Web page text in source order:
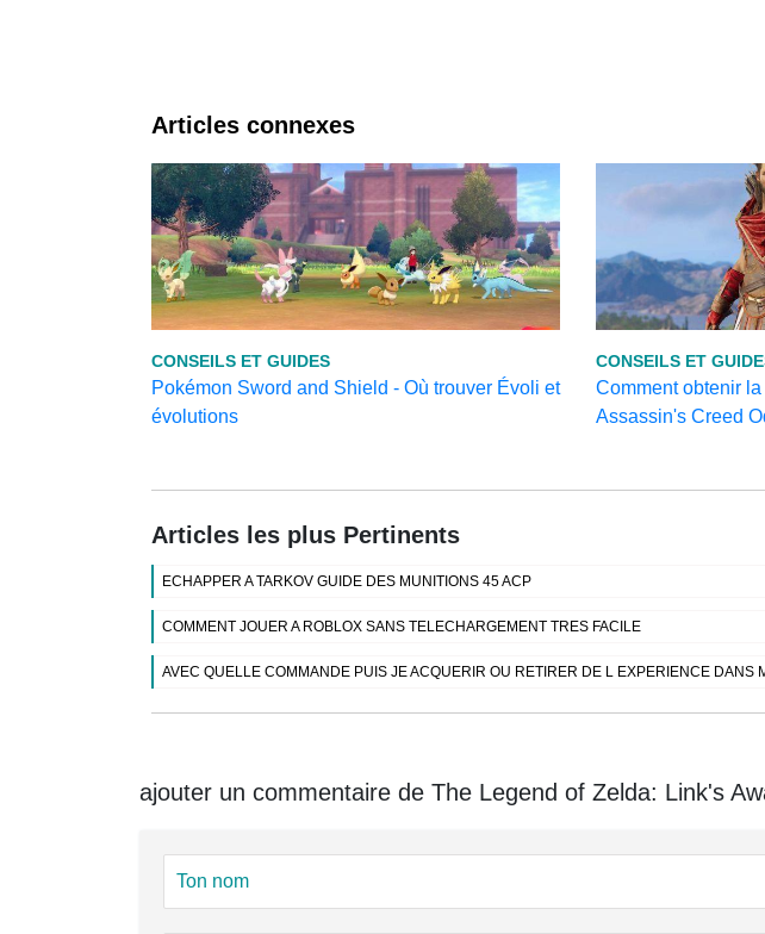
Articles connexes
CONSEILS ET GUIDES
Pokémon Sword and Shield - Où trouver Évoli et
évolutions
CONSEILS ET
Comment obtenir
Assassin's Creed
Articles les plus Pertinents
ECHAPPER A TARKOV GUIDE DES MUNITIONS 45 ACP
COMMENT JOUER A ROBLOX SANS TELECHARGEMENT TRES FACILE
AVEC QUELLE COMMANDE PUIS JE ACQUERIR OU RETIRER DE L EXPERIENCE DANS
ajouter un commentaire de The Legend of Zelda: Link's